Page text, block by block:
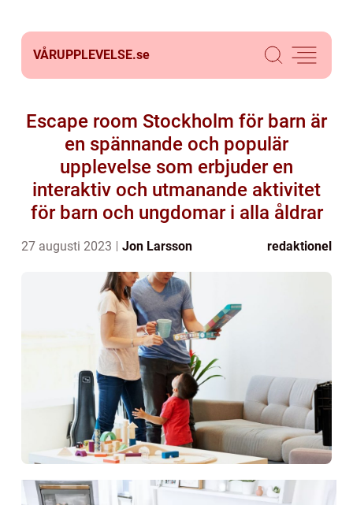
VÅRUPPLEVELSE.se
Escape room Stockholm för barn är
en spännande och populär
upplevelse som erbjuder en
interaktiv och utmanande aktivitet
för barn och ungdomar i alla åldrar
27 augusti 2023 Jon Larsson redaktionel